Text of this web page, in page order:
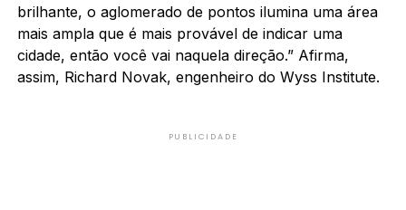
brilhante, o aglomerado de pontos ilumina uma área
mais ampla que é mais provável de indicar uma
cidade, então você vai naquela direção.” Afirma,
assim, Richard Novak, engenheiro do Wyss Institute.
PUBLICIDADE